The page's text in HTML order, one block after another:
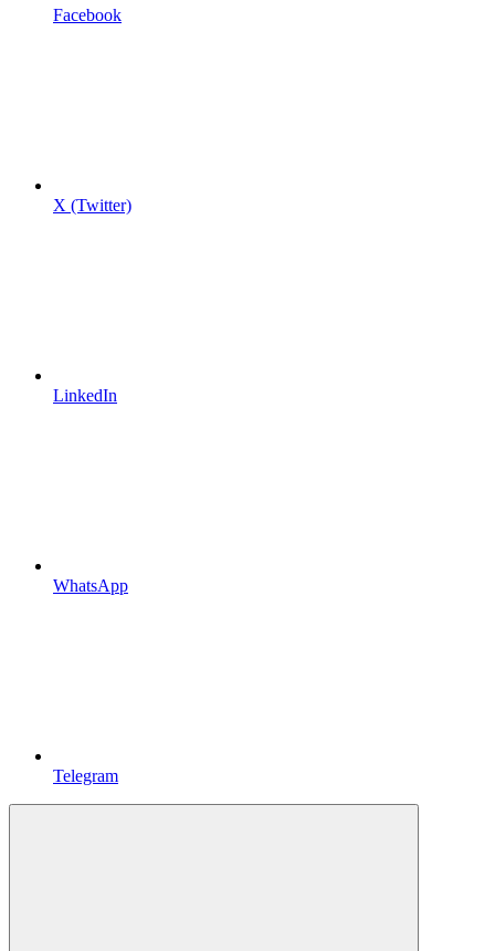
Facebook
X (Twitter)
LinkedIn
WhatsApp
Telegram